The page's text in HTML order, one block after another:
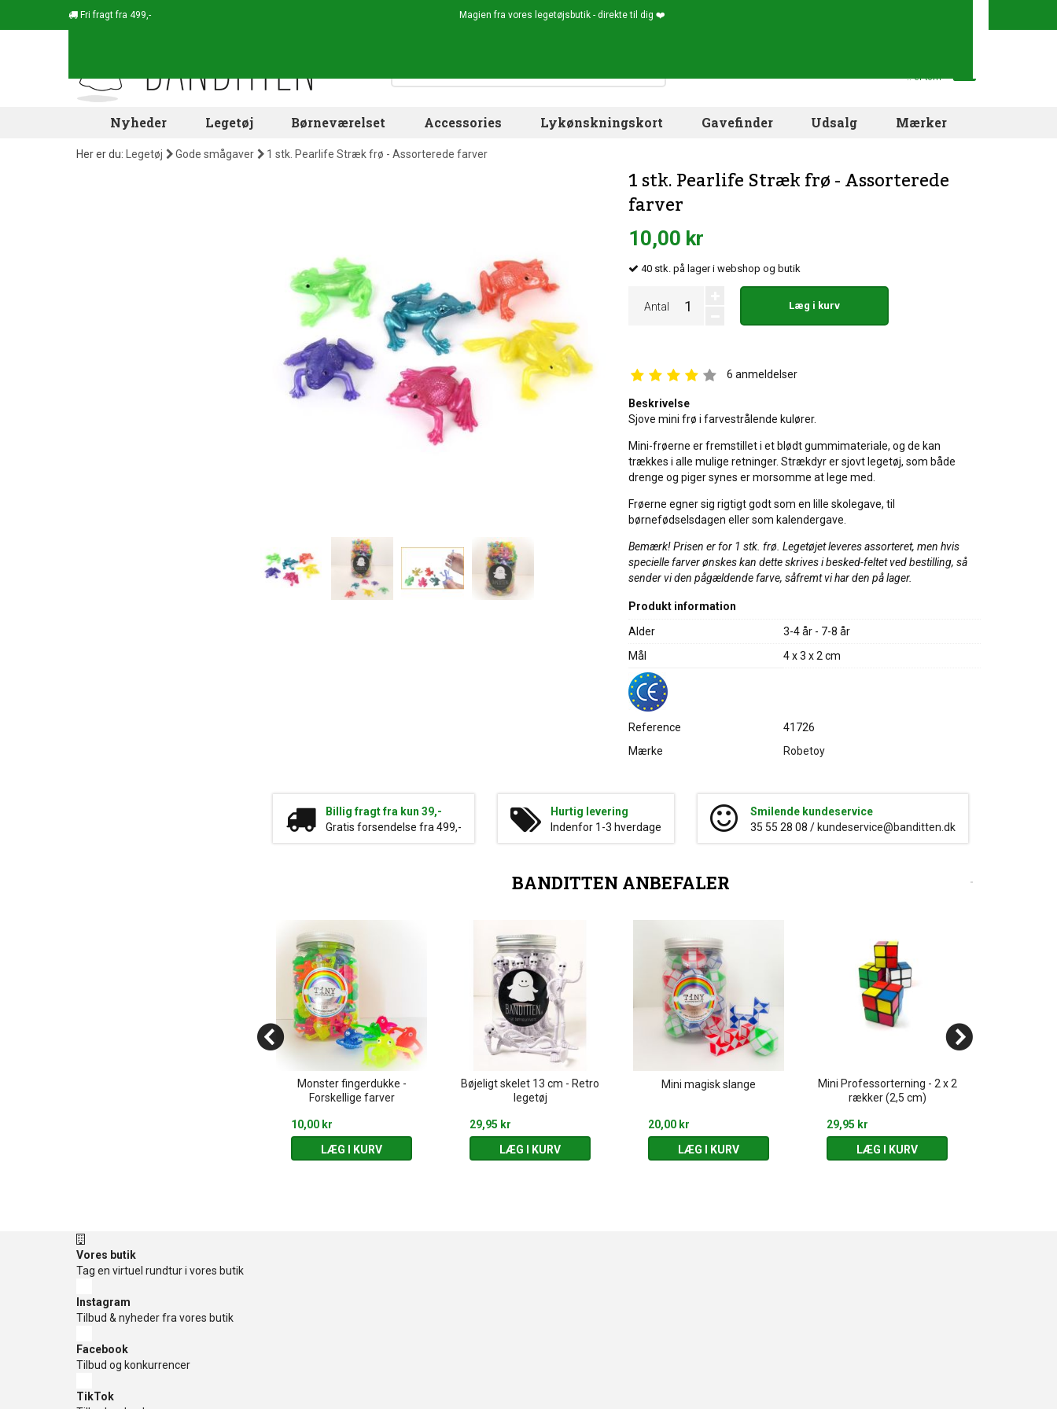
Fri fragt fra 499,- Magien fra vores legetøjsbutik - direkte til dig ❤️
.. er tom
Nyheder Legetøj Børneværelset Accessories Lykønskningskort Gavefinder Udsalg Mærker
Her er du: Legetøj Gode smågaver 1 stk. Pearlife Stræk frø - Assorterede farver
1 stk. Pearlife Stræk frø - Assorterede
farver
10,00 kr
40 stk. på lager i webshop og butik
Antal Læg i kurv
6 anmeldelser
Beskrivelse
Sjove mini frø i farvestrålende kulører.
Mini-frøerne er fremstillet i et blødt gummimateriale, og de kan
trækkes i alle mulige retninger. Strækdyr er sjovt legetøj, som både
drenge og piger synes er morsomme at lege med.
Frøerne egner sig rigtigt godt som en lille skolegave, til
børnefødselsdagen eller som kalendergave.
Bemærk! Prisen er for 1 stk. frø. Legetøjet leveres assorteret, men hvis
specielle farver ønskes kan dette skrives i besked-feltet ved bestilling, så
sender vi den pågældende farve, såfremt vi har den på lager.
Produkt information
Alder
3-4 år - 7-8 år
Mål
4 x 3 x 2 cm
Reference
41726
Mærke
Robetoy
Billig fragt fra kun 39,-
Gratis forsendelse fra 499,-
Hurtig levering
Indenfor 1-3 hverdage
Smilende kundeservice
35 55 28 08 / kundeservice@banditten.dk
BANDITTEN ANBEFALER
Monster fingerdukke -
Forskellige farver
10,00 kr
LÆG I KURV
Bøjeligt skelet 13 cm - Retro
legetøj
29,95 kr
LÆG I KURV
Mini magisk slange
20,00 kr
LÆG I KURV
Mini Professorterning - 2 x 2
rækker (2,5 cm)
29,95 kr
LÆG I KURV
Vores butik
Tag en virtuel rundtur i vores butik
Instagram
Tilbud & nyheder fra vores butik
Facebook
Tilbud og konkurrencer
TikTok